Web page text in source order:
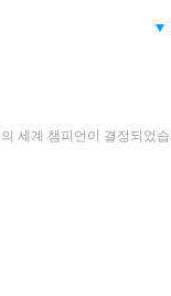
세계 챔피언이 결정되었